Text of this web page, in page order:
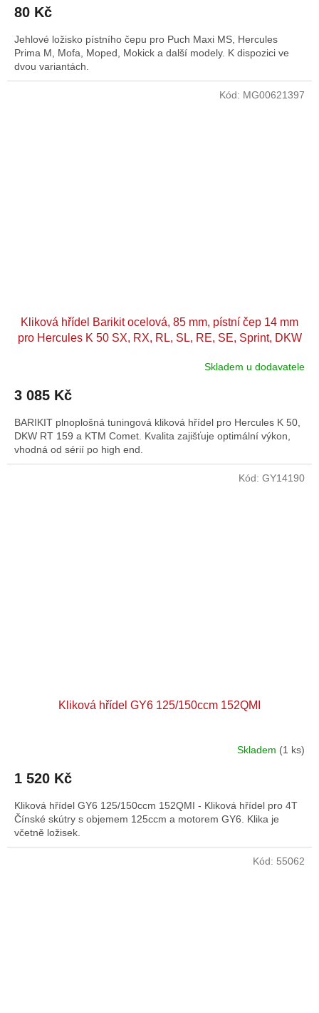
80 Kč
Jehlové ložisko pístního čepu pro Puch Maxi MS, Hercules
Prima M, Mofa, Moped, Mokick a další modely. K dispozici ve
dvou variantách.
Kliková hřídel Barikit ocelová, 85 mm, pístní čep 14 mm
pro Hercules K 50 SX, RX, RL, SL, RE, SE, Sprint, DKW
Skladem u dodavatele
3 085 Kč
BARIKIT plnoplošná tuningová kliková hřídel pro Hercules K 50,
DKW RT 159 a KTM Comet. Kvalita zajišťuje optimální výkon,
vhodná od sérií po high end.
Kód: MG00621397
Kliková hřídel GY6 125/150ccm 152QMI
Skladem (1 ks)
1 520 Kč
Kliková hřídel GY6 125/150ccm 152QMI - Kliková hřídel pro 4T
Čínské skútry s objemem 125ccm a motorem GY6. Klika je
včetně ložisek.
Kód: GY14190
Kód: 55062